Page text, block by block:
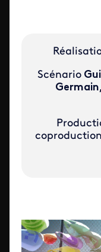
Scénario